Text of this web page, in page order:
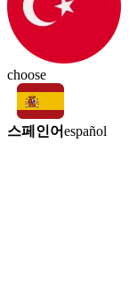
choose
스페인어español